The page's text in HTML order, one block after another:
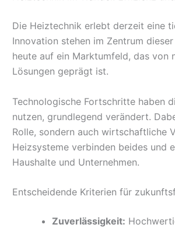
Die Heiztechnik erlebt derzeit eine
Innovation stehen im Zentrum
heute auf ein Marktumfeld, das von
Lösungen geprägt ist.
Technologische Fortschritte haben
nutzen, grundlegend verändert.
Rolle, sondern auch wirtschaftliche
Heizsysteme verbinden beides und
Haushalte und Unternehmen.
Entscheidende Kriterien für
Zuverlässigkeit: